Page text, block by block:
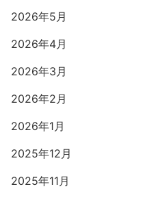
2026年5月
2026年4月
2026年3月
2026年2月
2026年1月
2025年12月
2025年11月